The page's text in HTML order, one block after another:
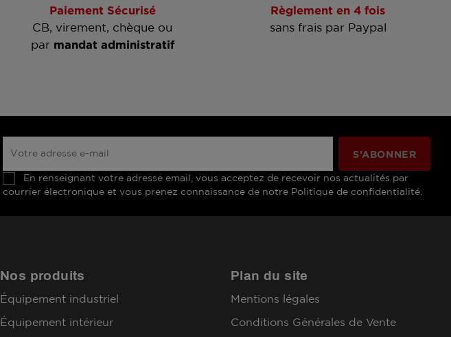
Paiement Sécurisé
CB, virement, chèque ou
par mandat administratif
Règlement en 4 fois
sans frais par Paypal
En renseignant votre adresse email, vous acceptez de recevoir nos actualités par
courrier électronique et vous prenez connaissance de notre Politique de confidentialité.
Nos produits
Équipement industriel
Équipement intérieur
Plan du site
Mentions légales
Conditions Générales de Vente